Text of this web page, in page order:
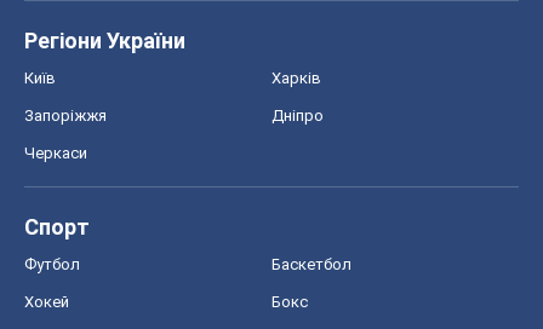
Регіони України
Київ Харків
Запоріжжя Дніпро
Черкаси
Спорт
Футбол Баскетбол
Хокей Бокс